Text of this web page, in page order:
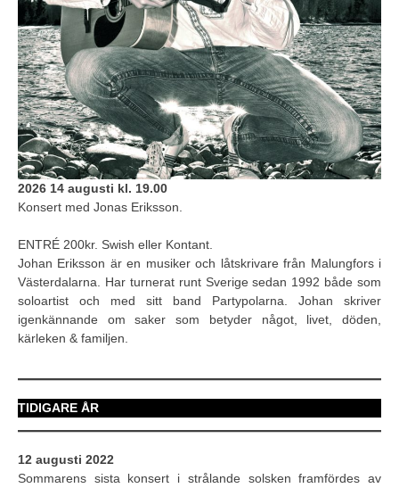
2026 14 augusti kl. 19.00
Konsert med Jonas Eriksson.
ENTRÉ 200kr. Swish eller Kontant.
Johan Eriksson är en musiker och låtskrivare från Malungfors i
Västerdalarna. Har turnerat runt Sverige sedan 1992 både som
soloartist och med sitt band Partypolarna. Johan skriver
igenkännande om saker som betyder något, livet, döden,
kärleken & familjen.
TIDIGARE ÅR
12 augusti 2022
Sommarens sista konsert i strålande solsken framfördes av